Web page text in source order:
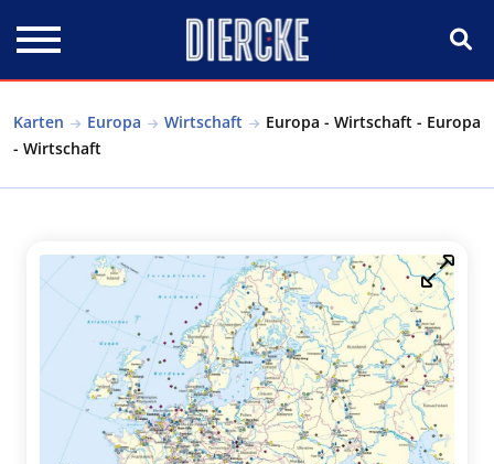
Karten Europa Wirtschaft
Europa - Wirtschaft - Europa
- Wirtschaft